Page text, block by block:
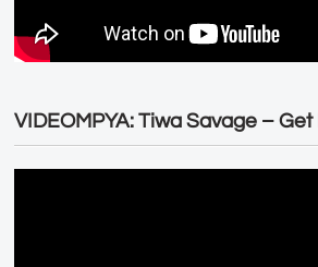
VIDEOMPYA: Tiwa Savage –